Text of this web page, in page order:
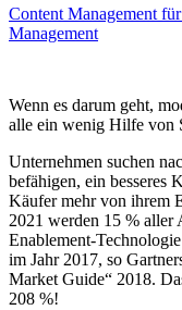
Content Management
Management
Wenn es darum geht,
alle ein wenig Hilfe von
Unternehmen suchen
befähigen, ein besseres
Käufer mehr von ihrem
2021 werden 15 % aller
Enablement-
im Jahr 2017, so
Market Guide“ 2018.
208 %!